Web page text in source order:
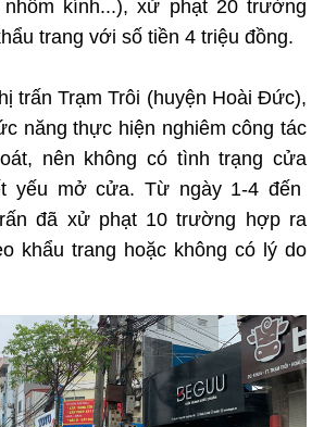
kính...), xử phạt 20 trường
trang với số tiền 4 triệu đồng.
trấn Trạm Trôi (huyện Hoài Đức),
năng thực hiện nghiêm công tác
nên không có tình trạng cửa
yếu mở cửa. Từ ngày 1-4 đến
đã xử phạt 10 trường hợp ra
khẩu trang hoặc không có lý do